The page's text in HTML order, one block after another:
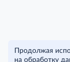
Для
Продолжая
на обработку